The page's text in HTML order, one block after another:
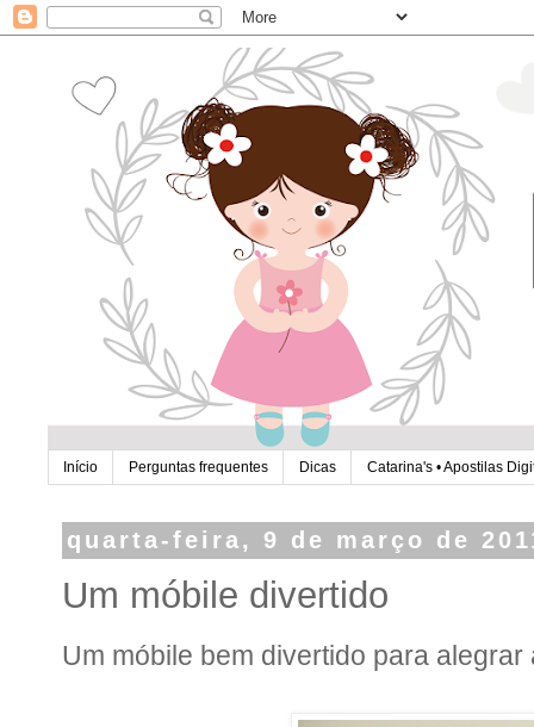
Início Perguntas frequentes Dicas Catarina's • Apostilas
quarta-feira, 9 de março de
Um móbile divertido
Um móbile bem divertido para alegrar